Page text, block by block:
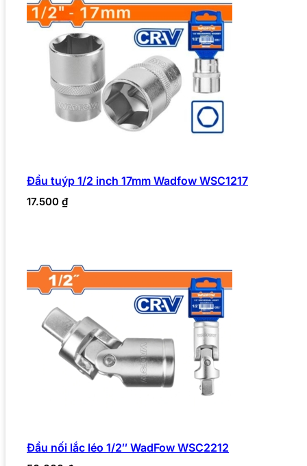
Đầu tuýp 1/2 inch 17mm Wadfow WSC1217
17.500 ₫
Đầu nối lắc léo 1/2″ WadFow WSC2212